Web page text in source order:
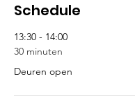
Schedule
13:30 - 14:00
30 minuten
Deuren open